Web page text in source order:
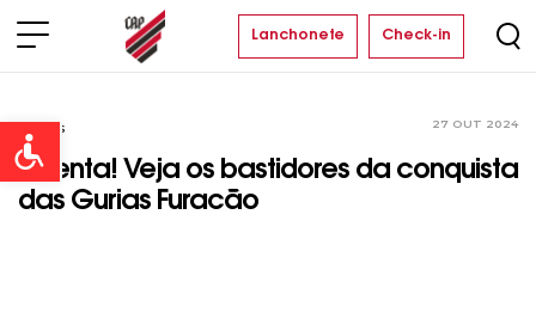
Open toolbar
Lanchonete Check-in
Vídeos 27 OUT 2024
É penta! Veja os bastidores da conquista
das Gurias Furacão